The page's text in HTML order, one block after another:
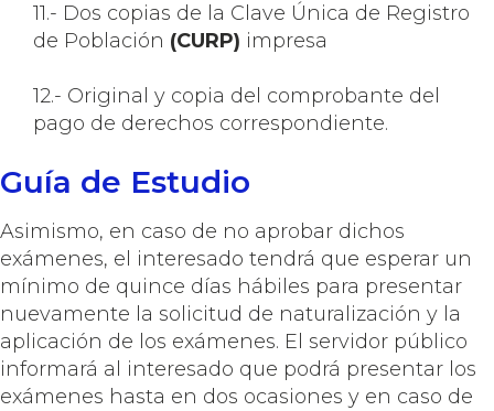
11.- Dos copias de la Clave Única de Registro
de Población (CURP) impresa
12.- Original y copia del comprobante del
pago de derechos correspondiente.
Guía de Estudio
Asimismo, en caso de no aprobar dichos
exámenes, el interesado tendrá que esperar un
mínimo de quince días hábiles para presentar
nuevamente la solicitud de naturalización y la
aplicación de los exámenes. El servidor público
informará al interesado que podrá presentar los
exámenes hasta en dos ocasiones y en caso de